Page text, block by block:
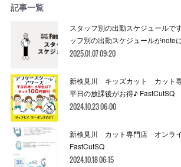
記事一覧
スタッフ別の出勤スケジュール
ッフ別の出勤スケジュールがnote
2025.01.07 09:20
新検見川 キッズカット カット
平日の放課後がお得♪ FastCutSQ
2024.10.23 06:00
新検見川 カット専門店 オンラ
FastCutSQ
2024.10.18 06:15